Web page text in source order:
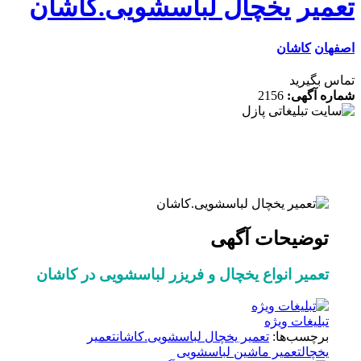
یخچال لباسشویی.کاشان
کاشان
بگیرید
آگهی:2156
توضیحات آگهی
تعمیر انواع یخچال و فریزر لباسشویی در کاشان
تبلیغات ویژه
برچسب‌ها:تعمیر یخچال لباسشویی.کاشانتعمیر
تعمیر ماشین لباسشویی